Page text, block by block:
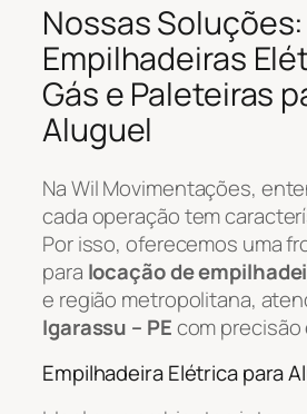
Nossas Soluções:
Empilhadeiras
Gás e Paleteiras
Aluguel
Na Wil Movimentações,
cada operação tem
Por isso, oferecemos uma
para locação de
e região metropolitana,
Igarassu – PEcom precisão
Empilhadeira Elétrica para